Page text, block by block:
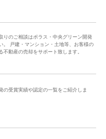
りのご相談はポラス・中央グリーン開発
。 戸建・マンション・土地等、お客様の
不動産の売却をサポート致します。
の受賞実績や認定の一覧をご紹介しま